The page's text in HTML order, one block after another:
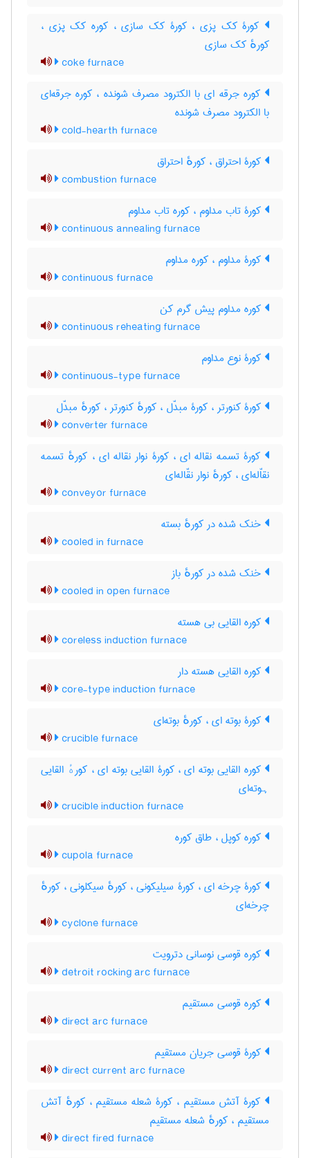
کورۀ کک پزی ، کورۀ کک سازی ، کوره کک پزی ،
کورهٔ کک سازی
coke furnace
کوره جرقه ای با الکترود مصرف شونده ، کوره جرقه‌ای
با الکترود مصرف شونده
cold-hearth furnace
کورۀ احتراق ، کورهٔ احتراق
combustion furnace
کورۀ تاب مداوم ، کوره تاب مداوم
continuous annealing furnace
کورۀ مداوم ، کوره مداوم
continuous furnace
کوره مداوم پیش گرم کن
continuous reheating furnace
کورۀ نوع مداوم
continuous-type furnace
کورۀ کنورتر ، کورۀ مبدّل ، کورهٔ کنورتر ، کورهٔ مبدّل
converter furnace
کورۀ تسمه نقاله ای ، کورۀ نوار نقاله ای ، کورهٔ تسمه
نقاّله‌ای ، کورهٔ نوار نقّاله‌ای
conveyor furnace
خنک شده در کورهٔ بسته
cooled in furnace
خنک شده در کورهٔ باز
cooled in open furnace
کوره القایی بی هسته
coreless induction furnace
کوره القایی هسته دار
core-type induction furnace
کورۀ بوته ای ، کورهٔ بوته‌ای
crucible furnace
کوره القایی بوته ای ، کورۀ القایی بوته ای ، کورهٔ القایی
ہوته‌ای
crucible induction furnace
کوره کوپل ، طاق کوره
cupola furnace
کورۀ چرخه ای ، کورۀ سیلیکونی ، کورهٔ سیکلونی ، کورهٔ
چرخه‌ای
cyclone furnace
کوره قوسی نوسانی دترویت
detroit rocking arc furnace
کوره قوسی مستقیم
direct arc furnace
کورۀ قوسی جریان مستقیم
direct current arc furnace
کورۀ آتش مستقیم ، کورۀ شعله مستقیم ، کورهٔ آتش
مستقیم ، کورهٔ شعله مستقیم
direct fired furnace